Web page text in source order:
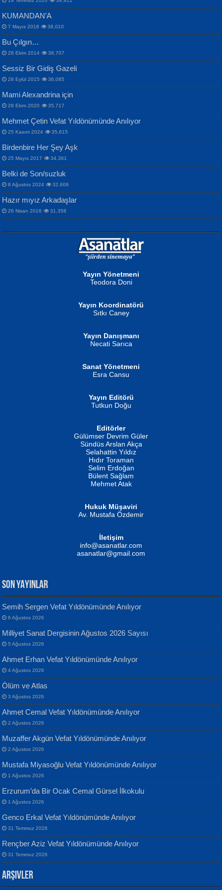
İPEK ACAR SERT
Gazze’nin Şecaati, Ümmetin İmtihanı...
MAHMUT GÜRBÜZ
İbrahim Olmak ve Bitirebilmek...
NURAN KÖSE BAYDAR
İSMAİL OKUTAN
Erkeklerin Kahrolması Ne Demektir
MUSTAFA KELOĞLU
Yarına İz Bırakmak...
ATİLLA ÖZEN
Sultan Olmadan Önce Eyüp...
EKREM KARABABA
Selahattin Yıldız
İdrakimle Üşürken...
Songül Özel
Mahzen...
Ben Deniz Değilim ki...
Evvel Zaman Tanrıçası...
Yılmaz Ekinci
Geceye Söylenen...
Banu Sancak
Defterimden İçeri...
İsmail Aydos
İnkisar...
ERDEM BAYAZIT
Sana, Bana, Vatanıma, Ülkemin
İnsanlarına Dair...
NAZIM HİKMET RAN
Bir Cezaevinde, Tecritteki Adamın
Mektupları...
KUMANDAN’A
7 Mayıs 2018 38,010
Bu Çılgın…
28 Ekim 2014 36,707
Sessiz Bir Gidiş Gazeli
28 Eylül 2015 36,085
Mami Alexandrina için
28 Ekim 2020 35,717
Mehmet Çetin Vefat Yıldönümünde Anılıyor
25 Kasım 2024 35,615
Birdenbire Her Şey Aşk
25 Mayıs 2017 34,361
Belki de Son/suzluk
8 Ağustos 2024 32,606
Hazır mıyız Arkadaşlar
26 Nisan 2016 31,358
Yayın Yönetmeni
Teodora Doni
Yayın Koordinatörü
Sıtkı Caney
Yayın Danışmanı
Necati Sarıca
Sanat Yönetmeni
Esra Cansu
Yayın Editörü
Tutkun Doğu
Editörler
Gülümser Devrim Güler
Sündüs Arslan Akça
Selahattin Yıldız
Hıdır Toraman
Selim Erdoğan
Bülent Sağlam
Mehmet Atak
Hukuk Müşaviri
Av. Mustafa Özdemir
İletişim
info@asanatlar.com
asanatlar@gmail.com
SON YAYINLAR
Semih Sergen Vefat Yıldönümünde Anılıyor
6 Ağustos 2026
Milliyet Sanat Dergisinin Ağustos 2026 Sayısı
5 Ağustos 2026
Ahmet Erhan Vefat Yıldönümünde Anılıyor
4 Ağustos 2026
Ölüm ve Atlas
3 Ağustos 2026
Ahmet Cemal Vefat Yıldönümünde Anılıyor
2 Ağustos 2026
Muzaffer Akgün Vefat Yıldönümünde Anılıyor
2 Ağustos 2026
Mustafa Miyasoğlu Vefat Yıldönümünde Anılıyor
1 Ağustos 2026
Erzurum’da Bir Ocak Cemal Gürsel İlkokulu
1 Ağustos 2026
Genco Erkal Vefat Yıldönümünde Anılıyor
31 Temmuz 2026
Rençber Aziz Vefat Yıldönümünde Anılıyor
31 Temmuz 2026
Arşivler